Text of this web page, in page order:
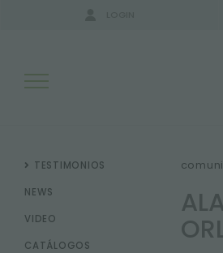
RESULTADOS DE LA BÚSQUEDA:
MÁS RESULTADOS PARA USTED:
TESTIMONIOS
NEWS
VIDEO
CATÁLOGOS